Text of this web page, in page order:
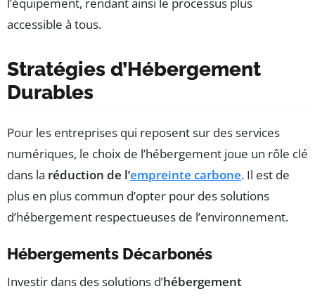
l’équipement, rendant ainsi le processus plus
accessible à tous.
Stratégies d’Hébergement
Durables
Pour les entreprises qui reposent sur des services
numériques, le choix de l’hébergement joue un rôle clé
dans la réduction de l’empreinte carbone. Il est de
plus en plus commun d’opter pour des solutions
d’hébergement respectueuses de l’environnement.
Hébergements Décarbonés
Investir dans des solutions d’hébergement